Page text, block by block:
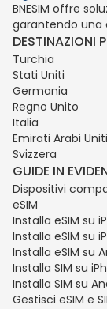
BNESIM offre
garantendo una
DESTINAZIONI
Turchia
Stati Uniti
Germania
Regno Unito
Italia
Emirati Arabi Uniti
Svizzera
GUIDE IN
Dispositivi
eSIM
Installa eSIM su
Installa eSIM su
Installa eSIM su
Installa SIM su
Installa SIM su
Gestisci eSIM e